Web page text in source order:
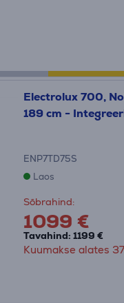
Electrolux 700,
189 cm -
ENP7TD75S
Laos
Sõbrahind:
1099 €
Tavahind: 1199 €
Kuumakse alates